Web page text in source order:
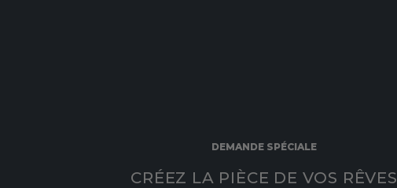
DEMANDE SPÉCIALE
CRÉEZ LA PIÈCE DE VOS RÊVES